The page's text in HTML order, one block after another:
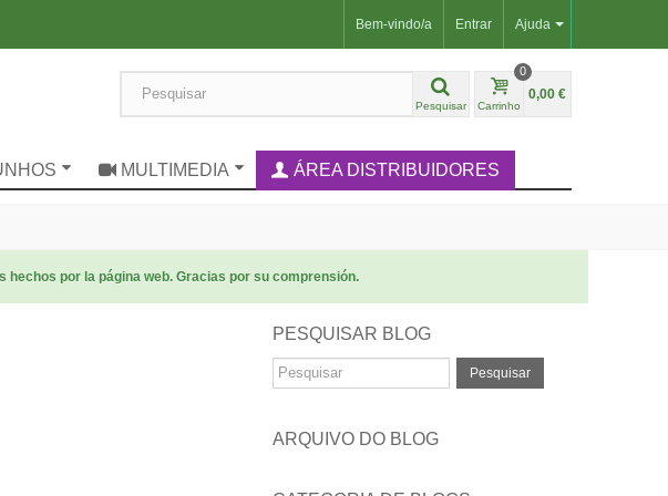
Ajuda
Bem-vindo/a Entrar
Pesquisar Carrinho
0
0,00 €
MULTIMEDIA ÁREA DISTRIBUIDORES
por la página web. Gracias por su comprensión.
PESQUISAR BLOG
Pesquisar
ARQUIVO DO BLOG